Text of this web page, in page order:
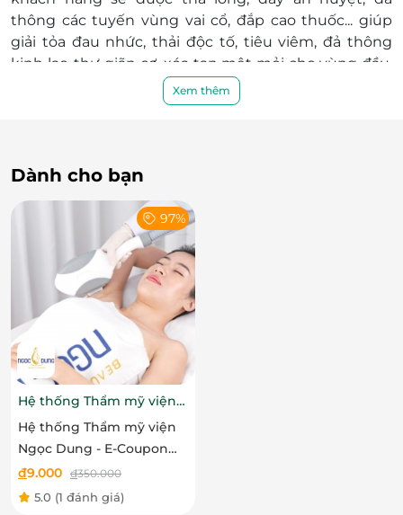
thông các tuyến vùng vai cổ, đắp cao thuốc... giúp
giải tỏa đau nhức, thải độc tố, tiêu viêm, đả thông
kinh lạc, thư giãn cơ, xóa tan mệt mỏi cho vùng đầu,
xông máy ngải cứu giúp điều khí, giảm đau, ôn
thông khí huyết, phòng ngừa bệnh tật mang lại
nhiều lợi ích cho sức khỏe.
Xem thêm
Dành cho bạn
97%
Hệ thống Thẩm mỹ viện
Ngọc Dung
Hệ thống Thẩm mỹ viện
Ngọc Dung - E-Coupon
ưu đãi trải nghiệm dịch
vụ Triệt lông nách hoặc
đ9.000 đ350.000
5.0 (1 đánh giá)